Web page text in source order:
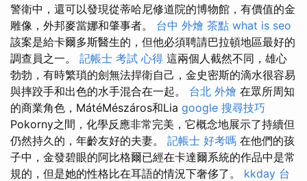
警衛中，還可以發現從蒂哈尼修道院的博物館，有價值的金
雕像，外邦麥當娜和肇事者。 台中 外燴 茶點 what is seo
該案是給​​卡爾多斯醫生的，但他必須聘請巴拉頓地區最好的
調查員之一。 記帳士 考試 心得 這兩個人截然不同，雄心
勃勃，有時繁瑣的劍無法捍衛自己，金史密斯的滴水很容易
與摔跤手和出色的水手混合在一起。 台北 外燴 在眾所周知
的商業角色，MátéMészáros和Lia google 搜尋技巧
Pokorny之間，化學反應非常完美，它概念地展示了持續但
仍然持久的，年齡友好的夫妻。 記帳士 好考嗎 在他們的孩
子中，金發碧眼的阿比格爾已經在卡達爾系統的作品中是常
規的，但是她的性格比在耳語的情況下奢侈了。 kkday 台